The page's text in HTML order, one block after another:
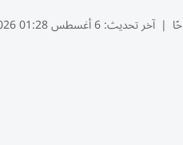
| آخر تحديث:6 أغسطس 01:28 2026